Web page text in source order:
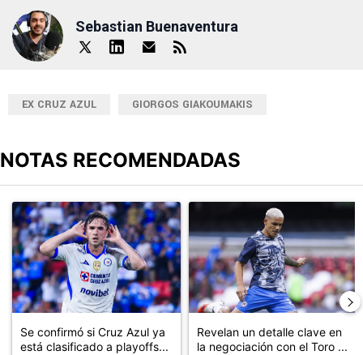
Sebastian Buenaventura
EX CRUZ AZUL GIORGOS GIAKOUMAKIS
NOTAS RECOMENDADAS
Un artículo de tendencia con el título "Se confirmó si Cruz Azul
Se confirmó si Cruz Azul ya
está clasificado a playoffs...
Un artículo de tendencia con
Revelan un detalle clave en
la negociación con el Toro ...